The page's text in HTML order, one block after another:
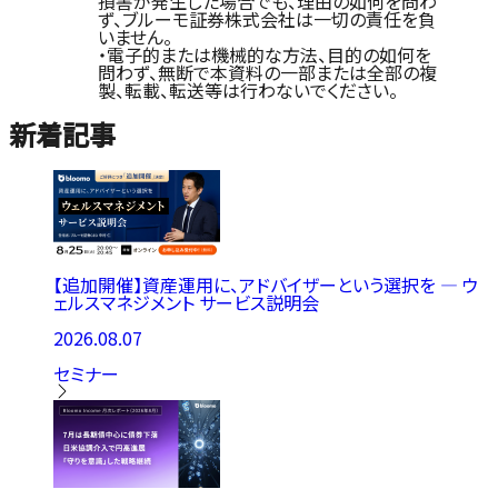
ず、ブルーモ証券株式会社は一切の責任を負
いません。
・電子的または機械的な方法、目的の如何を
問わず、無断で本資料の一部または全部の複
製、転載、転送等は行わないでください。
新着記事
【追加開催】資産運用に、アドバイザーという選択を ― ウ
ェルスマネジメント サービス説明会
2026.08.07
セミナー